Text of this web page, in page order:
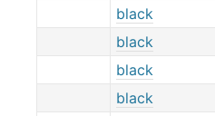
black
black
black
black